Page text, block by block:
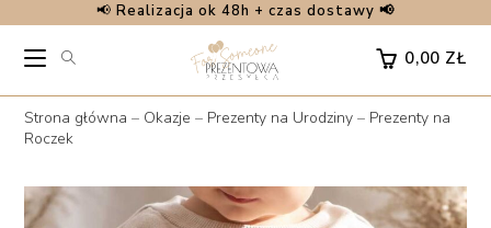
content
📢 Realizacja ok 48h + czas dostawy 📢
0,00 ZŁ
Strona główna – Okazje – Prezenty na Urodziny – Prezenty na
Roczek